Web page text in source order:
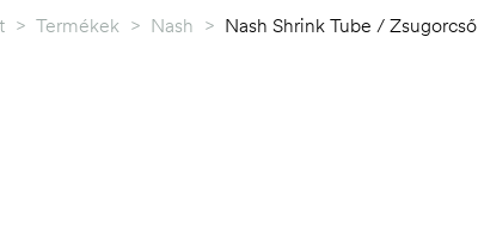
> Termékek > Nash > Nash Shrink Tube / Zsugorcső